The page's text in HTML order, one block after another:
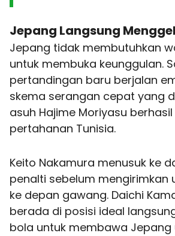
Jepang Langsung
Jepang tidak membutuhkan
untuk membuka keunggulan.
pertandingan baru berjalan
skema serangan cepat yang
asuh Hajime Moriyasu
pertahanan Tunisia.
Keito Nakamura menusuk ke
penalti sebelum mengirimkan
ke depan gawang. Daichi
berada di posisi ideal
bola untuk membawa Jepang